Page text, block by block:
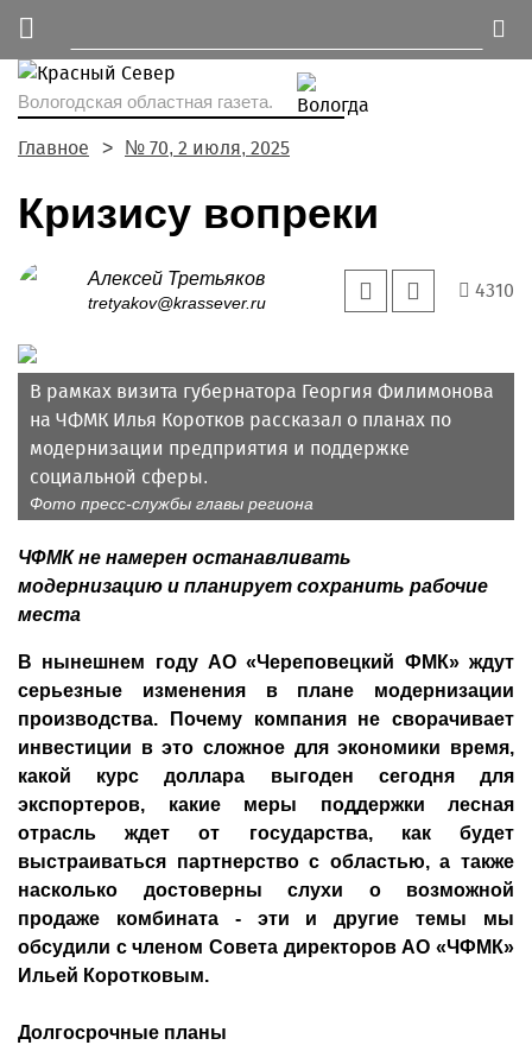
Вологодская областная газета.
Главное № 70, 2 июля, 2025
Кризису вопреки
Алексей Третьяков
tretyakov@krassever.ru
4310
В рамках визита губернатора Георгия Филимонова
на ЧФМК Илья Коротков рассказал о планах по
модернизации предприятия и поддержке
социальной сферы.
Фото пресс-службы главы региона
ЧФМК не намерен останавливать
модернизацию и планирует сохранить рабочие
места
В нынешнем году АО «Череповецкий ФМК» ждут
серьезные изменения в плане модернизации
производства. Почему компания не сворачивает
инвестиции в это сложное для экономики время,
какой курс доллара выгоден сегодня для
экспортеров, какие меры поддержки лесная
отрасль ждет от государства, как будет
выстраиваться партнерство с областью, а также
насколько достоверны слухи о возможной
продаже комбината - эти и другие темы мы
обсудили с членом Совета директоров АО «ЧФМК»
Ильей Коротковым.
Долгосрочные планы